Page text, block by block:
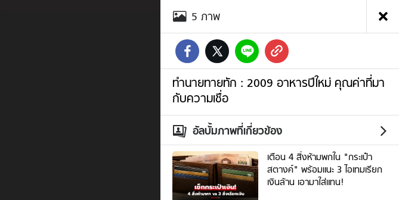
5 ภาพ
ภาพ
ทำนาย
:
2009
อาหาร
ใหม่
คุณค่า
ที่มา
ความ
เชื่อ
ภาพ
ทำนายทายทัก : 2009 อาหารปีใหม่ คุณค่าที่มา
กับความเชื่อ
อัลบั้มภาพที่เกี่ยวข้อง
เตือน 4 สิ่งห้ามพกใน "กระเป๋า
สตางค์" พร้อมแนะ 3 ไอเทมเรียก
เงินล้าน เอามาใส่แทน!